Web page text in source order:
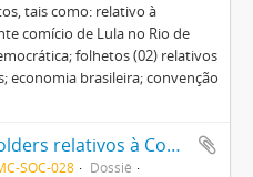
tais como: relativo à
comício de Lula no Rio de
folhetos (02) relativos
economia brasileira; convenção
Prospectos e folders relativos à Constituinte e à Constituição produzidos por entidades diversas e movimentos populares
SOC-028
Dossiê